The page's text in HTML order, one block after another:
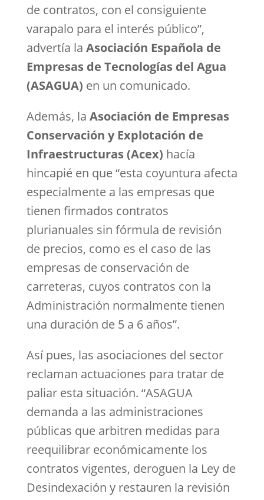
de contratos, con el consiguiente
varapalo para el interés público”,
advertía la Asociación Española de
Empresas de Tecnologías del Agua
(ASAGUA) en un comunicado.
Además, la Asociación de Empresas
Conservación y Explotación de
Infraestructuras (Acex) hacía
hincapié en que “esta coyuntura afecta
especialmente a las empresas que
tienen firmados contratos
plurianuales sin fórmula de revisión
de precios, como es el caso de las
empresas de conservación de
carreteras, cuyos contratos con la
Administración normalmente tienen
una duración de 5 a 6 años”.
Así pues, las asociaciones del sector
reclaman actuaciones para tratar de
paliar esta situación. “ASAGUA
demanda a las administraciones
públicas que arbitren medidas para
reequilibrar económicamente los
contratos vigentes, deroguen la Ley de
Desindexación y restauren la revisión